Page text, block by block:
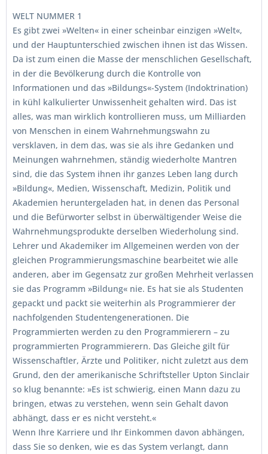
WELT NUMMER 1
Es gibt zwei »Welten« in einer scheinbar einzigen »Welt«,
und der Hauptunterschied zwischen ihnen ist das Wissen.
Da ist zum einen die Masse der menschlichen Gesellschaft,
in der die Bevölkerung durch die Kontrolle von
Informationen und das »Bildungs«-System (Indoktrination)
in kühl kalkulierter Unwissenheit gehalten wird. Das ist
alles, was man wirklich kontrollieren muss, um Milliarden
von Menschen in einem Wahrnehmungswahn zu
versklaven, in dem das, was sie als ihre Gedanken und
Meinungen wahrnehmen, ständig wiederholte Mantren
sind, die das System ihnen ihr ganzes Leben lang durch
»Bildung«, Medien, Wissenschaft, Medizin, Politik und
Akademien heruntergeladen hat, in denen das Personal
und die Befürworter selbst in überwältigender Weise die
Wahrnehmungsprodukte derselben Wiederholung sind.
Lehrer und Akademiker im Allgemeinen werden von der
gleichen Programmierungsmaschine bearbeitet wie alle
anderen, aber im Gegensatz zur großen Mehrheit verlassen
sie das Programm »Bildung« nie. Es hat sie als Studenten
gepackt und packt sie weiterhin als Programmierer der
nachfolgenden Studentengenerationen. Die
Programmierten werden zu den Programmierern – zu
programmierten Programmierern. Das Gleiche gilt für
Wissenschaftler, Ärzte und Politiker, nicht zuletzt aus dem
Grund, den der amerikanische Schriftsteller Upton Sinclair
so klug benannte: »Es ist schwierig, einen Mann dazu zu
bringen, etwas zu verstehen, wenn sein Gehalt davon
abhängt, dass er es nicht versteht.«
Wenn Ihre Karriere und Ihr Einkommen davon abhängen,
dass Sie so denken, wie es das System verlangt, dann